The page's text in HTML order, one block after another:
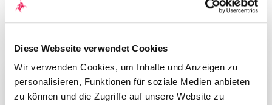
Diese Webseite verwendet Cookies
Wir verwenden Cookies, um Inhalte und Anzeigen zu
personalisieren, Funktionen für soziale Medien anbieten
zu können und die Zugriffe auf unsere Website zu
Podcast Folge 178 vom 25. August
2023: Geldanlage in Gefahr – können